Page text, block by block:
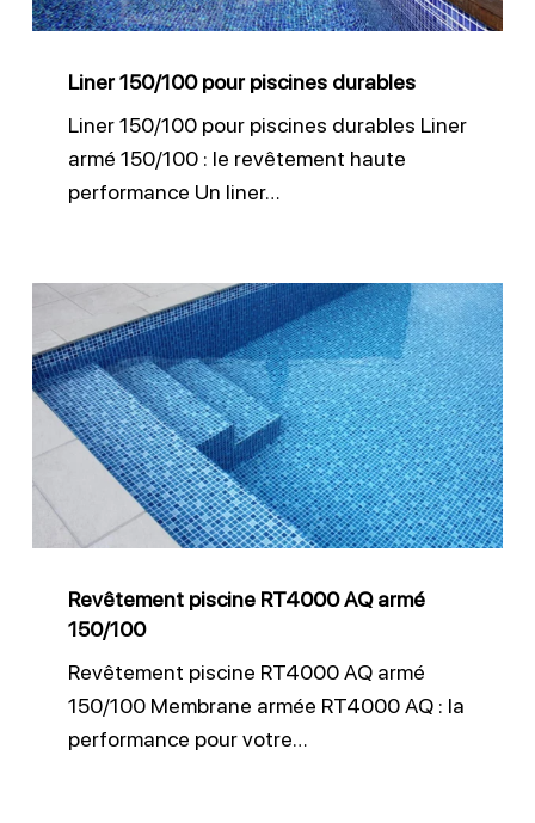
Liner 150/100 pour piscines durables
Liner 150/100 pour piscines durables Liner
armé 150/100 : le revêtement haute
performance Un liner…
Revêtement
piscine
RT4000
AQ
armé
150/100
Revêtement piscine RT4000 AQ armé
150/100
Revêtement piscine RT4000 AQ armé
150/100 Membrane armée RT4000 AQ : la
performance pour votre…